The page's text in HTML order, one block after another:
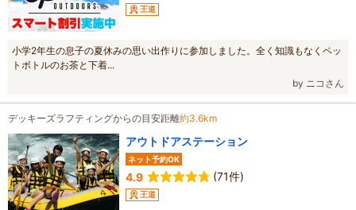
王道
小学2年生の息子の夏休みの思い出作りに参加しました。全く知識もなくペッ
トボトルのお茶と下着...
by ニコさん
デッキーズラフティングからの目安距離約3.6km
アウトドアステーション
ネット予約OK
4.9 (71件)
王道